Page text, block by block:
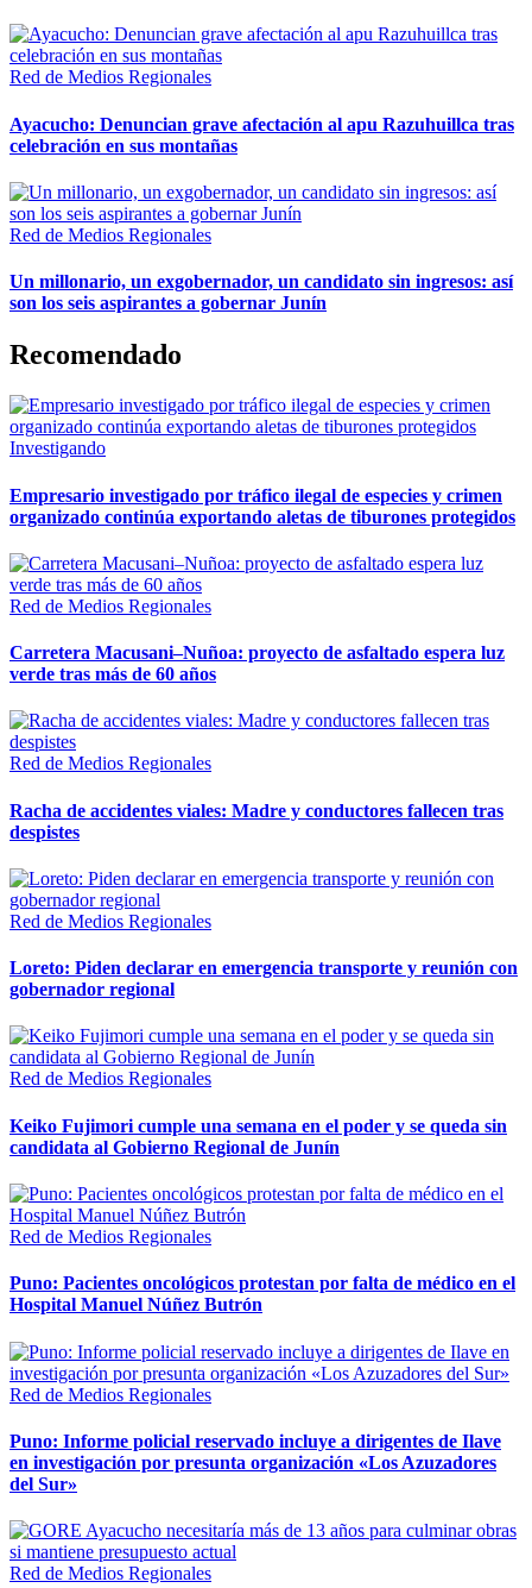
Red de Medios Regionales
Ayacucho: Denuncian grave afectación al apu Razuhuillca tras
celebración en sus montañas
Red de Medios Regionales
Un millonario, un exgobernador, un candidato sin ingresos: así
son los seis aspirantes a gobernar Junín
Recomendado
Investigando
Empresario investigado por tráfico ilegal de especies y crimen
organizado continúa exportando aletas de tiburones protegidos
Red de Medios Regionales
Carretera Macusani–Nuñoa: proyecto de asfaltado espera luz
verde tras más de 60 años
Red de Medios Regionales
Racha de accidentes viales: Madre y conductores fallecen tras
despistes
Red de Medios Regionales
Loreto: Piden declarar en emergencia transporte y reunión con
gobernador regional
Red de Medios Regionales
Keiko Fujimori cumple una semana en el poder y se queda sin
candidata al Gobierno Regional de Junín
Red de Medios Regionales
Puno: Pacientes oncológicos protestan por falta de médico en el
Hospital Manuel Núñez Butrón
Red de Medios Regionales
Puno: Informe policial reservado incluye a dirigentes de Ilave
en investigación por presunta organización «Los Azuzadores
del Sur»
Red de Medios Regionales